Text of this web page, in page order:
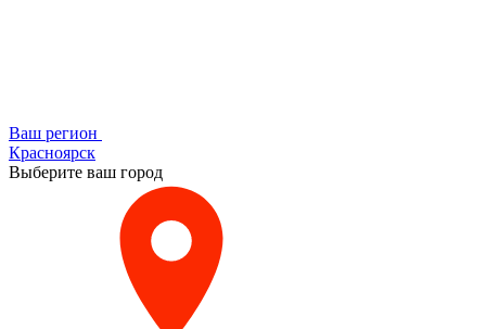
Ваш регион
Красноярск
Выберите ваш город